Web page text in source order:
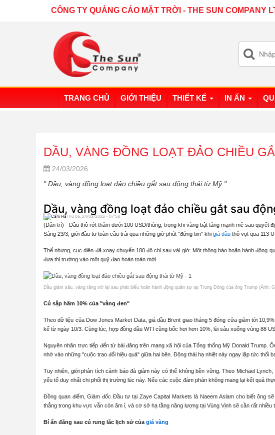
CÔNG TY QUẢNG CÁO MẶT TRỜI - THE SUN COMPANY
TRANG CHỦ GIỚI THIỆU THIẾT KẾ IN ẤN
DẦU, VÀNG ĐỒNG LOẠT ĐẢO CHIỀU
24/03/2026
" Dầu, vàng đồng loạt đảo chiều gắt sau động thái từ Mỹ "
Dầu, vàng đồng loạt đảo chiều gắt sau
Cẩm HàThứ ba, 24/03/2026 - 07:58
(Dân trí) - Dầu thô rớt thảm dưới 100 USD/thùng, trong khi vàng bật tăng mạnh mẽ sau quyết
Sáng 23/3, giới đầu tư toàn cầu trải qua những giờ phút "đứng tim" khi giá dầu thô vọt qua 113
Thế nhưng, cục diện đã xoay chuyển 180 độ chỉ sau vài giờ. Một thông báo hoãn hành động
đưa thị trường vào một quỹ đạo hoàn toàn mới.
Dầu giảm sâu, vàng tăng trở lại sau phát biểu hoãn hành động quân sự tại Trung Đông của ông Trump (Ảnh:
Cú sập hầm 10% của "vàng đen"
Theo dữ liệu của Dow Jones Market Data, giá dầu Brent giao tháng 5 đóng cửa giảm tới
kể từ ngày 10/3. Cùng lúc, hợp đồng dầu WTI cũng bốc hơi hơn 10%, lùi sâu xuống vùng 88
Nguyên nhân trực tiếp đến từ bài đăng trên mạng xã hội của Tổng thống Mỹ Donald Trump.
nhờ vào những "cuộc trao đổi hiệu quả" giữa hai bên. Động thái hạ nhiệt này ngay lập tức thổi
Tuy nhiên, giới phân tích cảnh báo đà giảm này có thể không bền vững. Theo Michael
yếu tố duy nhất chi phối thị trường lúc này. Nếu các cuộc đàm phán không mang lại kết quả
Đồng quan điểm, Giám đốc Đầu tư tại Zaye Capital Markets là Naeem Aslam cho biết ông
thẳng trong khu vực vẫn còn âm ỉ, và cơ sở hạ tầng năng lượng tại Vùng Vịnh sẽ cần rất nhiều
Bí ẩn đằng sau cú rung lắc lịch sử của giá vàng